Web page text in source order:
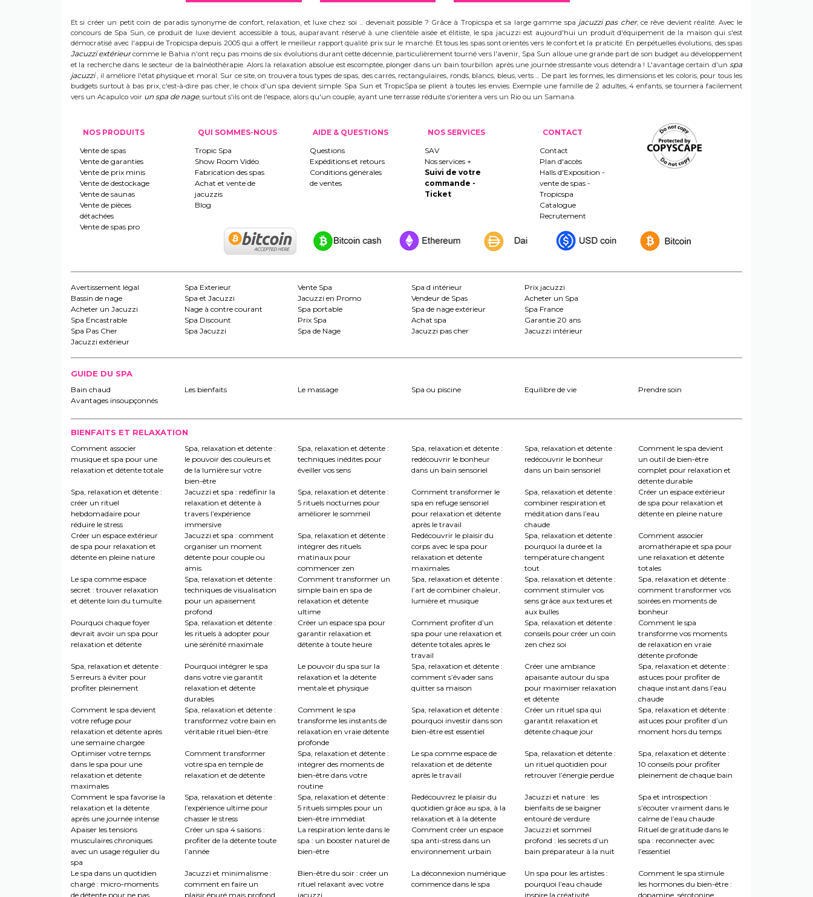
Et si créer un petit coin de paradis synonyme de confort, relaxation, et luxe chez soi ... devenait possible ? Grâce à Tropicspa et sa large gamme spa jacuzzi pas cher, ce rêve devient réalité. Avec le
concours de Spa Sun, ce produit de luxe devient accessible à tous, auparavant réservé à une clientèle aisée et élitiste, le spa jacuzzi est aujourd'hui un produit d'équipement de la maison qui s'est
démocratisé avec l'appui de Tropicspa depuis 2005 qui a offert le meilleur rapport qualité prix sur le marché. Et tous les spas sont orientés vers le confort et la praticité. En perpétuelles évolutions, des spas
Jacuzzi extérieurcomme le Bahia n'ont reçu pas moins de six évolutions durant cette décennie, particulièrement tourné vers l'avenir, Spa Sun alloue une grande part de son budget au développement
et la recherche dans le secteur de la balnéothérapie. Alors la relaxation absolue est escomptée, plonger dans un bain tourbillon après une journée stressante vous détendra ! L'avantage certain d'un spa
jacuzzi, il améliore l'état physique et moral. Sur ce site, on trouvera tous types de spas, des carrés, rectangulaires, ronds, blancs, bleus, verts ... De part les formes, les dimensions et les coloris, pour tous les
budgets surtout à bas prix, c'est-à-dire pas cher, le choix d'un spa devient simple. Spa Sun et TropicSpa se plient à toutes les envies. Exemple une famille de 2 adultes, 4 enfants, se tournera facilement
vers un Acapulco voir un spa de nage, surtout s'ils ont de l'espace, alors qu'un couple, ayant une terrasse réduite s'orientera vers un Rio ou un Samana.
NOS PRODUITS
Vente de spas
Vente de garanties
Vente de prix minis
Vente de destockage
Vente de saunas
Vente de pièces
détachées
Vente de spas pro
QUI SOMMES-NOUS
Tropic Spa
Show Room Vidéo
Fabrication des spas
Achat et vente de
jacuzzis
Blog
AIDE & QUESTIONS
Questions
Expéditions et retours
Conditions générales
de ventes
NOS SERVICES
SAV
Nos services +
Suivi de votre
commande -
Ticket
CONTACT
Contact
Plan d'accès
Halls d'Exposition -
vente de spas -
Tropicspa
Catalogue
Recrutement
Avertissement légal Spa Exterieur Vente Spa Spa d intérieur
Prix jacuzzi
Bassin de nage
Spa et Jacuzzi Jacuzzi en Promo Vendeur de Spas
Acheter un Spa
Acheter un Jacuzzi
Nage à contre courant Spa portable Spa de nage extérieur
Spa France
Spa Encastrable
Spa Discount Prix Spa Achat spa
Garantie 20 ans
Spa Pas Cher
Spa Jacuzzi Spa de Nage Jacuzzi pas cher
Jacuzzi intérieur
Jacuzzi extérieur
GUIDE DU SPA
Bain chaud Les bienfaits Le massage Spa ou piscine Equilibre de vie
Prendre soin
Avantages insoupçonnés
BIENFAITS ET RELAXATION
Comment associer
musique et spa pour une
relaxation et détente totale
Spa, relaxation et détente :
le pouvoir des couleurs et
de la lumière sur votre
bien-être
Spa, relaxation et détente :
techniques inédites pour
éveiller vos sens
Spa, relaxation et détente :
redécouvrir le bonheur
dans un bain sensoriel
Spa, relaxation et détente :
redécouvrir le bonheur
dans un bain sensoriel
Comment le spa devient
un outil de bien-être
complet pour relaxation et
détente durable
Spa, relaxation et détente :
créer un rituel
hebdomadaire pour
réduire le stress
Jacuzzi et spa : redéfinir la
relaxation et détente à
travers l’expérience
immersive
Spa, relaxation et détente :
5 rituels nocturnes pour
améliorer le sommeil
Comment transformer le
spa en refuge sensoriel
pour relaxation et détente
après le travail
Spa, relaxation et détente :
combiner respiration et
méditation dans l’eau
chaude
Créer un espace extérieur
de spa pour relaxation et
détente en pleine nature
Créer un espace extérieur
de spa pour relaxation et
détente en pleine nature
Jacuzzi et spa : comment
organiser un moment
détente pour couple ou
amis
Spa, relaxation et détente :
intégrer des rituels
matinaux pour
commencer zen
Redécouvrir le plaisir du
corps avec le spa pour
relaxation et détente
maximales
Spa, relaxation et détente :
pourquoi la durée et la
température changent
tout
Comment associer
aromathérapie et spa pour
une relaxation et détente
totales
Le spa comme espace
secret : trouver relaxation
et détente loin du tumulte
Spa, relaxation et détente :
techniques de visualisation
pour un apaisement
profond
Comment transformer un
simple bain en spa de
relaxation et détente
ultime
Spa, relaxation et détente :
l’art de combiner chaleur,
lumière et musique
Spa, relaxation et détente :
comment stimuler vos
sens grâce aux textures et
aux bulles
Spa, relaxation et détente :
comment transformer vos
soirées en moments de
bonheur
Pourquoi chaque foyer
devrait avoir un spa pour
relaxation et détente
Spa, relaxation et détente :
les rituels à adopter pour
une sérénité maximale
Créer un espace spa pour
garantir relaxation et
détente à toute heure
Comment profiter d’un
spa pour une relaxation et
détente totales après le
travail
Spa, relaxation et détente :
conseils pour créer un coin
zen chez soi
Comment le spa
transforme vos moments
de relaxation en vraie
détente profonde
Spa, relaxation et détente :
5 erreurs à éviter pour
profiter pleinement
Pourquoi intégrer le spa
dans votre vie garantit
relaxation et détente
durables
Le pouvoir du spa sur la
relaxation et la détente
mentale et physique
Spa, relaxation et détente :
comment s’évader sans
quitter sa maison
Créer une ambiance
apaisante autour du spa
pour maximiser relaxation
et détente
Spa, relaxation et détente :
astuces pour profiter de
chaque instant dans l’eau
chaude
Comment le spa devient
votre refuge pour
relaxation et détente après
une semaine chargée
Spa, relaxation et détente :
transformez votre bain en
véritable rituel bien-être
Comment le spa
transforme les instants de
relaxation en vraie détente
profonde
Spa, relaxation et détente :
pourquoi investir dans son
bien-être est essentiel
Créer un rituel spa qui
garantit relaxation et
détente chaque jour
Spa, relaxation et détente :
astuces pour profiter d’un
moment hors du temps
Optimiser votre temps
dans le spa pour une
relaxation et détente
maximales
Comment transformer
votre spa en temple de
relaxation et de détente
Spa, relaxation et détente :
intégrer des moments de
bien-être dans votre
routine
Le spa comme espace de
relaxation et de détente
après le travail
Spa, relaxation et détente :
un rituel quotidien pour
retrouver l’énergie perdue
Spa, relaxation et détente :
10 conseils pour profiter
pleinement de chaque bain
Comment le spa favorise la
relaxation et la détente
après une journée intense
Spa, relaxation et détente :
l’expérience ultime pour
chasser le stress
Spa, relaxation et détente :
5 rituels simples pour un
bien-être immédiat
Redécouvrez le plaisir du
quotidien grâce au spa, à la
relaxation et à la détente
Jacuzzi et nature : les
bienfaits de se baigner
entouré de verdure
Spa et introspection :
s’écouter vraiment dans le
calme de l’eau chaude
Apaiser les tensions
musculaires chroniques
avec un usage régulier du
spa
Créer un spa 4 saisons :
profiter de la détente toute
l’année
La respiration lente dans le
spa : un booster naturel de
bien-être
Comment créer un espace
spa anti-stress dans un
environnement urbain
Jacuzzi et sommeil
profond : les secrets d’un
bain préparateur à la nuit
Rituel de gratitude dans le
spa : reconnecter avec
l’essentiel
Le spa dans un quotidien
chargé : micro-moments
de détente pour ne pas
Jacuzzi et minimalisme :
comment en faire un
plaisir épuré mais profond
Bien-être du soir : créer un
rituel relaxant avec votre
jacuzzi
La déconnexion numérique
commence dans le spa
Un spa pour les artistes :
pourquoi l’eau chaude
inspire la créativité
Comment le spa stimule
les hormones du bien-être :
dopamine, sérotonine,